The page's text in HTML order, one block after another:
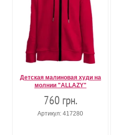
Детская малиновая худи на
молнии "ALLAZY"
760 грн.
Артикул: 417280